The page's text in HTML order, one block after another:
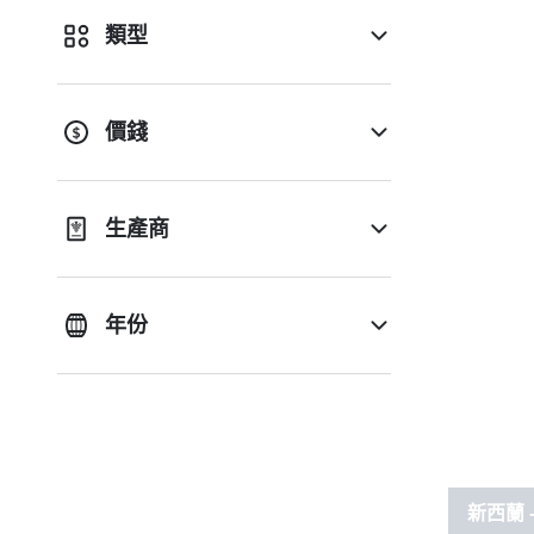
類型
價錢
生產商
年份
新西蘭